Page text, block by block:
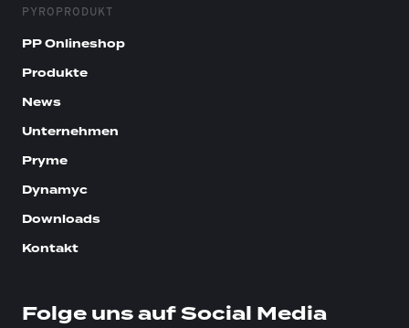
PYROPRODUKT
PP Onlineshop
Produkte
News
Unternehmen
Pryme
Dynamyc
Downloads
Kontakt
Folge uns auf Social Media